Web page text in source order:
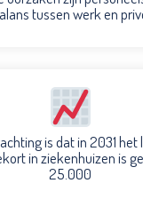
tussen werk en
is dat in 2031 het
in ziekenhuizen is
25.000